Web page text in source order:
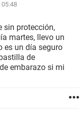
05:48
sin protección,
martes, llevo un
es un día seguro
de
embarazo si mi